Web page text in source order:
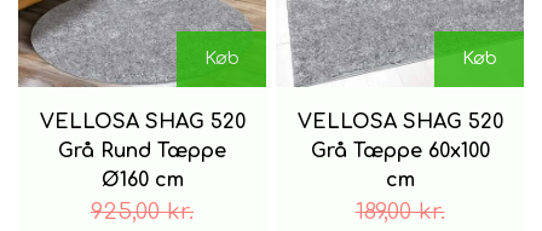
Køb
VELLOSA SHAG 520
Grå Rund Tæppe
Ø160 cm
925,00 kr.
Køb
VELLOSA SHAG 520
Grå Tæppe 60x100
cm
189,00 kr.